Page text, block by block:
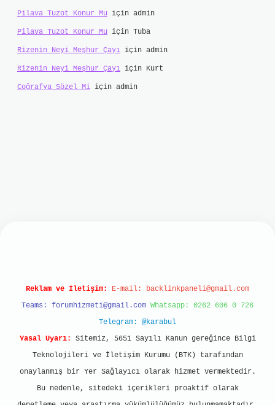
Pilava Tuzot Konur Mu için admin
Pilava Tuzot Konur Mu için Tuba
Rizenin Neyi Meşhur Çayı için admin
Rizenin Neyi Meşhur Çayı için Kurt
Coğrafya Sözel Mi için admin
Reklam ve İletişim: E-mail: backlinkpaneli@gmail.com
Teams: forumhizmeti@gmail.com Whatsapp: 0262 606 0 726
Telegram: @karabul
Yasal Uyarı:
Sitemiz, 5651 Sayılı Kanun gereğince Bilgi
Teknolojileri ve İletişim Kurumu (BTK) tarafından
onaylanmış bir Yer Sağlayıcı olarak hizmet vermektedir.
Bu nedenle, sitedeki içerikleri proaktif olarak